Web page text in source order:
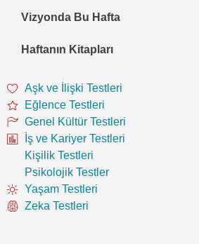
Vizyonda Bu Hafta
Haftanın Kitapları
Aşk ve İlişki Testleri
Eğlence Testleri
Genel Kültür Testleri
İş ve Kariyer Testleri
Kişilik Testleri
Psikolojik Testler
Yaşam Testleri
Zeka Testleri